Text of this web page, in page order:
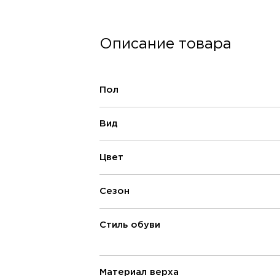
Описание товара
Пол
Вид
Цвет
Сезон
Стиль обуви
Материал верха